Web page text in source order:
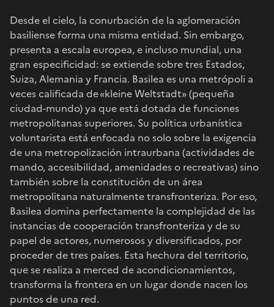
Desde el cielo, la conurbación de la aglomeración
basiliense forma una misma entidad. Sin embargo,
presenta a escala europea, e incluso mundial, una
gran especificidad: se extiende sobre tres Estados,
Suiza, Alemania y Francia. Basilea es una metrópoli a
veces calificada de «kleine Weltstadt» (pequeña
ciudad-mundo) ya que está dotada de funciones
metropolitanas superiores. Su política urbanística
voluntarista está enfocada no solo sobre la exigencia
de una metropolización intraurbana (actividades de
mando, accesibilidad, amenidades o recreativas) sino
también sobre la constitución de un área
metropolitana naturalmente transfronteriza. Por eso,
Basilea domina perfectamente la complejidad de las
instancias de cooperación transfronteriza y de su
papel de actores, numerosos y diversificados, por
proceder de tres países. Esta hechura del territorio,
que se realiza a merced de acondicionamientos,
transforma la frontera en un lugar donde nacen los
puntos de una red.